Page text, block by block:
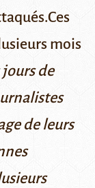
mois
jours de
de leurs